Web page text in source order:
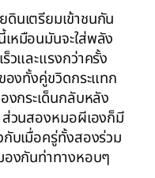
นเตรียมเข้าชนกัน
หมือนมันจะใส่พลัง
วและแรงกว่าครั้ง
องทั้งคู่ขวิดกระแทก
งกระเด็นกลับหลัง
ส่วนสองหมอผีเองก็มี
กับเมื่อครู่ทั้งสองร่วม
องกันท่าทางหอบๆ